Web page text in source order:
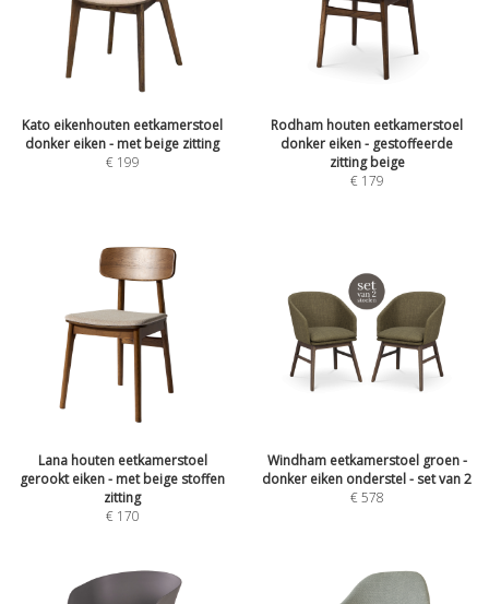
Kato eikenhouten eetkamerstoel
donker eiken - met beige zitting
€ 199
Rodham houten eetkamerstoel
donker eiken - gestoffeerde
zitting beige
€ 179
Lana houten eetkamerstoel
gerookt eiken - met beige stoffen
zitting
€ 170
Windham eetkamerstoel groen -
donker eiken onderstel - set van 2
€578